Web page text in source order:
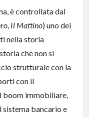
è controllata dal
Il Mattino) uno dei
nella storia
che non si
strutturale con la
con il
boom immobiliare,
bancario e